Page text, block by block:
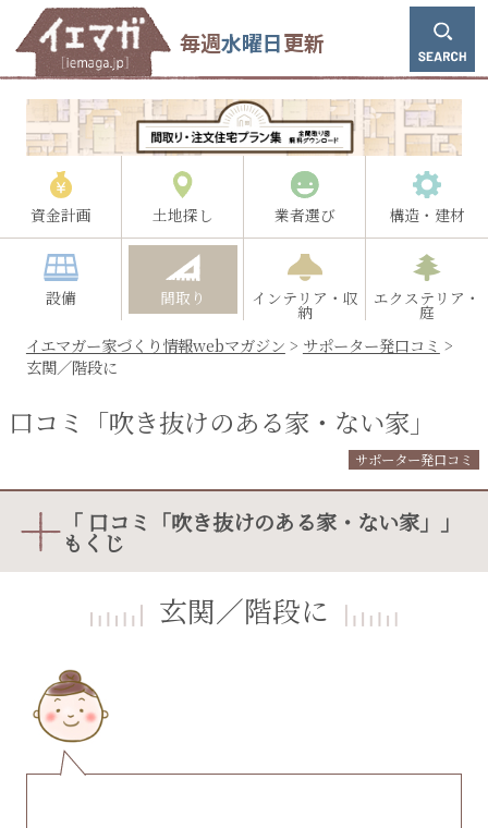
毎週水曜日更新
資金計画 土地探し 業者選び 構造・建材
設備 間取り インテリア・収
納
エクステリア・
庭
イエマガー家づくり情報webマガジン > サポーター発口コミ >
玄関／階段に
口コミ「吹き抜けのある家・ない家」
サポーター発口コミ
「 口コミ「吹き抜けのある家・ない家」」
もくじ
玄関／階段に